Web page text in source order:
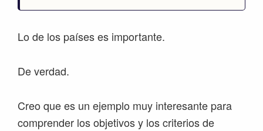
Lo de los países es importante.
De verdad.
Creo que es un ejemplo muy interesante para
comprender los objetivos y los criterios de